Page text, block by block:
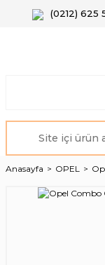
(0212) 625
Anasayfa OPEL